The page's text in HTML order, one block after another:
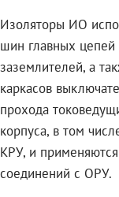
Изоляторы ИО
шин главных
заземлителей, а
каркасов
прохода
корпуса, в том
КРУ, и
соединений с ОРУ.